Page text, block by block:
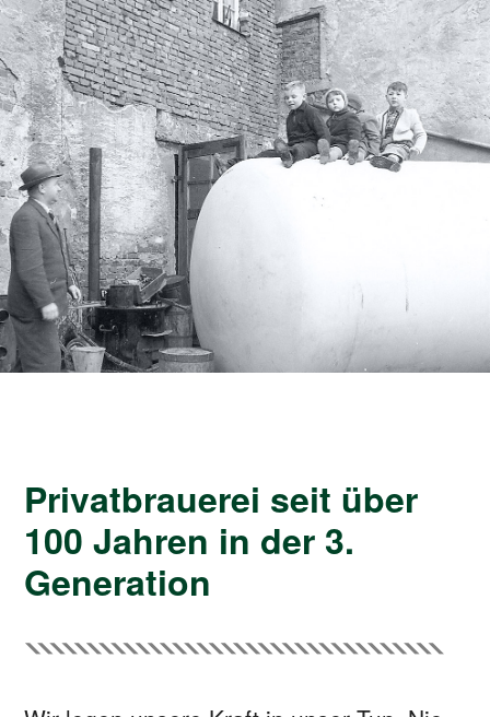
Privatbrauerei seit über
100 Jahren in der 3.
Generation